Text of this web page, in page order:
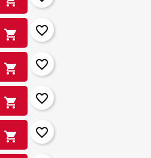
shopping_cart favorite_border
shopping_cart favorite_border
shopping_cart favorite_border
shopping_cart favorite_border